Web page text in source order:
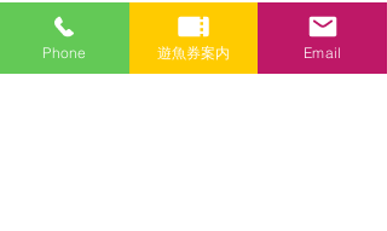
お名前
Phone 遊魚券案内 Email